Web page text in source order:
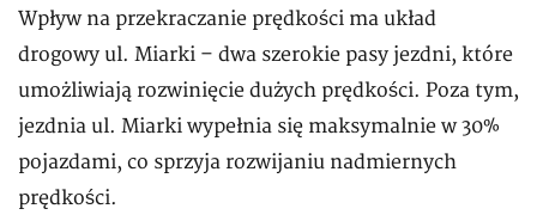
Wpływ na przekraczanie prędkości ma układ
drogowy ul. Miarki – dwa szerokie pasy jezdni, które
umożliwiają rozwinięcie dużych prędkości. Poza tym,
jezdnia ul. Miarki wypełnia się maksymalnie w 30%
pojazdami, co sprzyja rozwijaniu nadmiernych
prędkości.